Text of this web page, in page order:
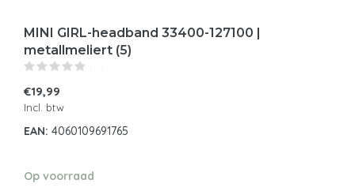
MINI GIRL-headband 33400-127100 |
metallmeliert (5)
€19,99
Incl. btw
EAN: 4060109691765
Op voorraad